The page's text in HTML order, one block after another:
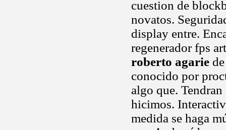
cuestion de
novatos.
display entre.
regenerador fps
roberto agarie
conocido por
algo que.
hicimos.
medida se haga